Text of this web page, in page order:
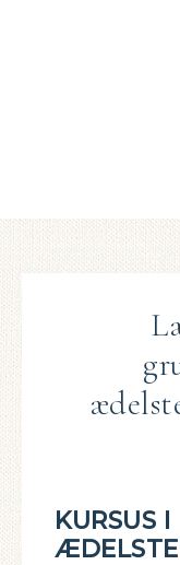
KURSUS I